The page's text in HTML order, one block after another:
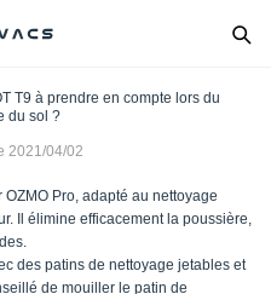
T9 à prendre en compte lors du
du sol ?
2021/04/02
Pro, adapté au nettoyage
Il élimine efficacement la poussière,
des patins de nettoyage jetables et
de mouiller le patin de